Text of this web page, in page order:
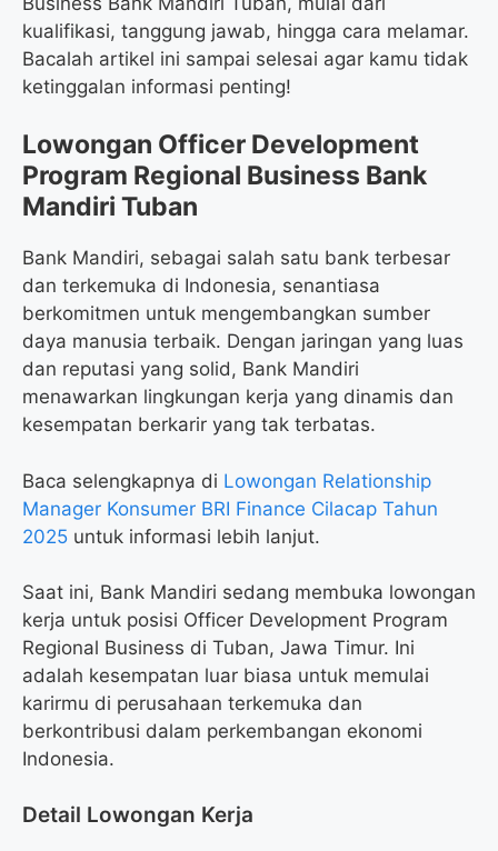
kualifikasi, tanggung jawab, hingga cara melamar.
Bacalah artikel ini sampai selesai agar kamu tidak
ketinggalan informasi penting!
Lowongan Officer Development
Program Regional Business Bank
Mandiri Tuban
Bank Mandiri, sebagai salah satu bank terbesar
dan terkemuka di Indonesia, senantiasa
berkomitmen untuk mengembangkan sumber
daya manusia terbaik. Dengan jaringan yang luas
dan reputasi yang solid, Bank Mandiri
menawarkan lingkungan kerja yang dinamis dan
kesempatan berkarir yang tak terbatas.
Baca selengkapnya di Lowongan Relationship
Manager Konsumer BRI Finance Cilacap Tahun
2025 untuk informasi lebih lanjut.
Saat ini, Bank Mandiri sedang membuka lowongan
kerja untuk posisi Officer Development Program
Regional Business di Tuban, Jawa Timur. Ini
adalah kesempatan luar biasa untuk memulai
karirmu di perusahaan terkemuka dan
berkontribusi dalam perkembangan ekonomi
Indonesia.
Detail Lowongan Kerja